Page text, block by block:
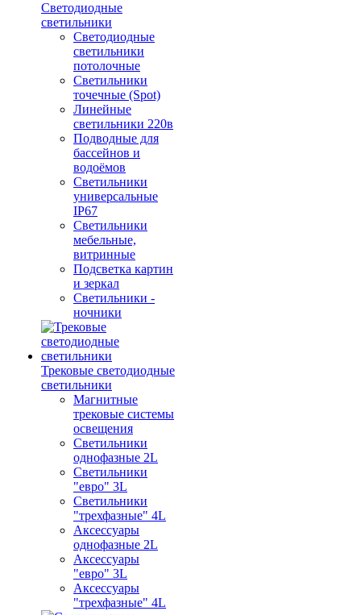
Светодиодные
светильники
Светодиодные
светильники
потолочные
Светильники
точечные (Spot)
Линейные
светильники 220в
Подводные для
бассейнов и
водоёмов
Светильники
универсальные
IP67
Светильники
мебельные,
витринные
Подсветка картин
и зеркал
Светильники -
ночники
Трековые светодиодные
светильники
Магнитные
трековые системы
освещения
Светильники
однофазные 2L
Светильники
"евро" 3L
Светильники
"трехфазные" 4L
Аксессуары
однофазные 2L
Аксессуары
"евро" 3L
Аксессуары
"трехфазные" 4L